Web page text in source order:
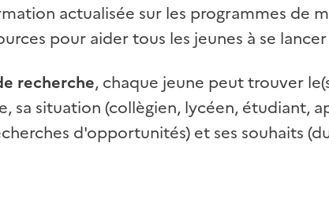
actualisée sur les programmes de
pour aider tous les jeunes à se
recherche, chaque jeune peut trouver
sa situation (collègien, lycéen, étudiant,
d'opportunités) et ses souhaits